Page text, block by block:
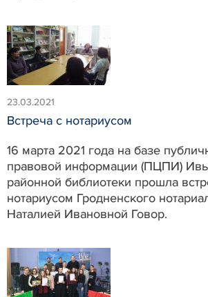
23.03.2021
Встреча с нотариусом
16 марта 2021 года на базе
правовой информации (ПЦПИ)
районной библиотеки прошла
нотариусом Гродненского
Наталией Ивановной Говор.